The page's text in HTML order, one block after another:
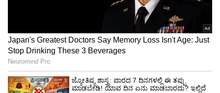
ಶೇಖ್ ಹಸೀನಾ ರಾಜೀನಾಮೆಗೆ ಕಾರಣ ಇದೇ ನಾಹಿದ್
ಇಸ್ಲಾಂ, ಯಾರು ಈ ವಿದ್ಯಾರ್ಥಿ ಸಂಘಟನೆಯ ನಾಯಕ?